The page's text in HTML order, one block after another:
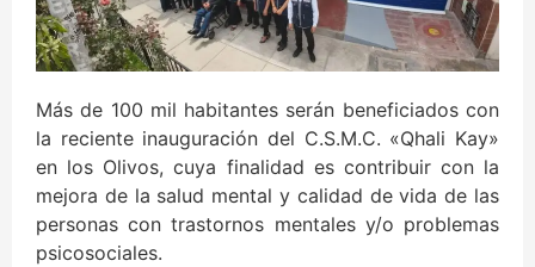
Más de 100 mil habitantes serán beneficiados con
la reciente inauguración del C.S.M.C. «Qhali Kay»
en los Olivos, cuya finalidad es contribuir con la
mejora de la salud mental y calidad de vida de las
personas con trastornos mentales y/o problemas
psicosociales.